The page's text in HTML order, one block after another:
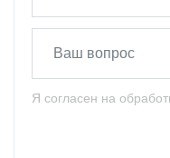
Я согласен на